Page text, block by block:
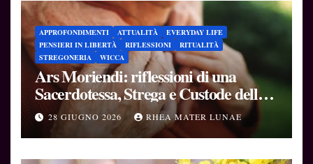
APPROFONDIMENTI ATTUALITÀ
EVERYDAY LIFE
PENSIERI IN LIBERTÀ
RIFLESSIONI
RITUALITÀ
STREGONERIA
WICCA
Ars Moriendi: riflessioni di una
Sacerdotessa, Strega e Custode delle
Soglie
28 GIUGNO 2026 RHEA MATER LUNAE